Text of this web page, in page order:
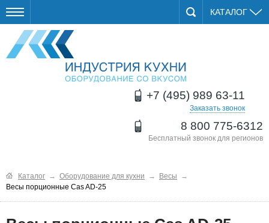
КАТАЛОГ
+7 (495) 989 63-11
Заказать звонок
8 800 775-6312
Бесплатный звонок для регионов
Каталог → Оборудование для кухни → Весы
→
Весы порционные Cas AD-25